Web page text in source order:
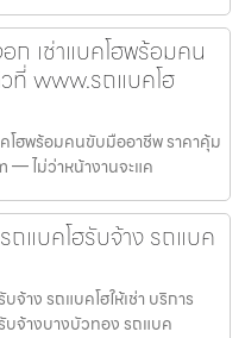
เช่าแบคโฮพร้อมคน
ที่ www.รถแบคโฮ
โฮพร้อมคนขับมืออาชีพ ราคาคุ้ม
— ไม่ว่าหน้างานจะแค
ถแบคโฮรับจ้าง รถแบค
าง รถแบคโฮให้เช่า บริการ
บจ้างบางบัวทอง รถแบค